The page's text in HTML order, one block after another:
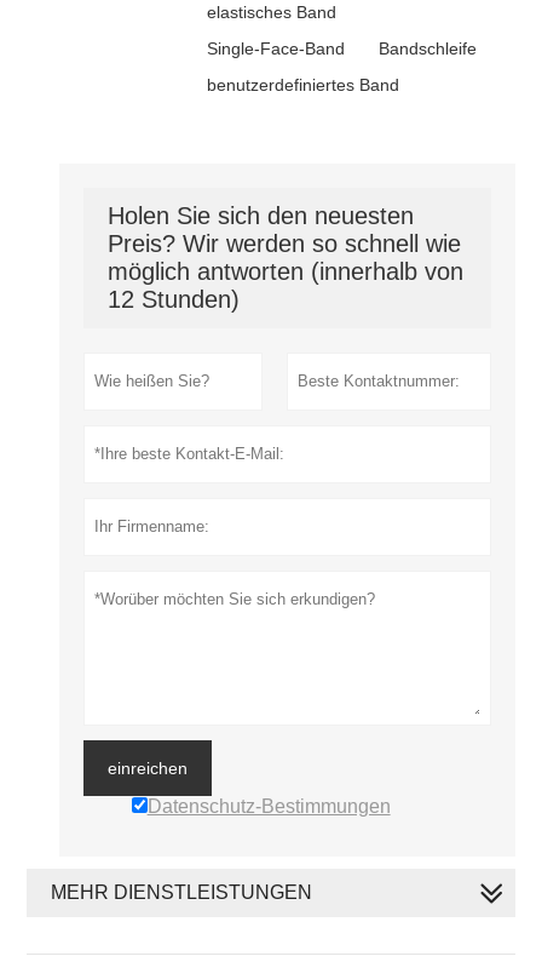
elastisches Band
Single-Face-Band
Bandschleife
benutzerdefiniertes Band
Holen Sie sich den neuesten
Preis? Wir werden so schnell wie
möglich antworten (innerhalb von
12 Stunden)
einreichen
Datenschutz-Bestimmungen
MEHR DIENSTLEISTUNGEN